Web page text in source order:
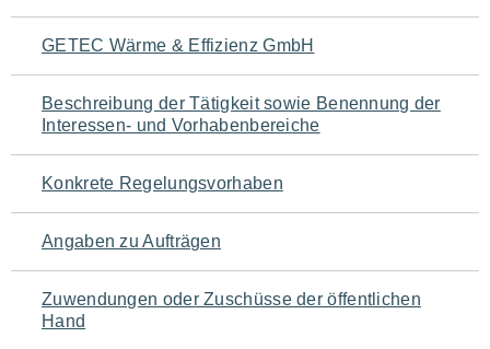
Navigation
für
den
Seiteninhalt
GETEC Wärme & Effizienz GmbH
Beschreibung der Tätigkeit sowie Benennung der
Interessen- und Vorhabenbereiche
Konkrete Regelungsvorhaben
Angaben zu Aufträgen
Zuwendungen oder Zuschüsse der öffentlichen
Hand